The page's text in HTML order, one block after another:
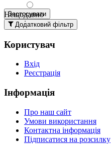
Нещодавно
додані
вгорі
Давно
додані
За
назвою А-
Я
назвою Я-
Застосувати
Додатковий фільтр
Користувач
Вхід
Реєстрація
Інформація
Про наш сайт
Умови використання
Контактна інформація
Підписатися на розсилку